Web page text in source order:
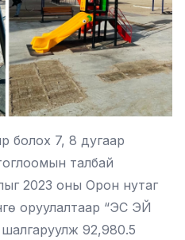
болох 7, 8 дугаар
талбай
2023 оны Орон нутаг
оруулалтаар “ЭС ЭЙ
92,980.5